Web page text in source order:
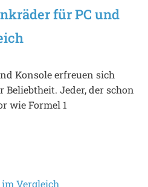
für PC und
Konsole erfreuen sich
Jeder, der schon
wie Formel 1